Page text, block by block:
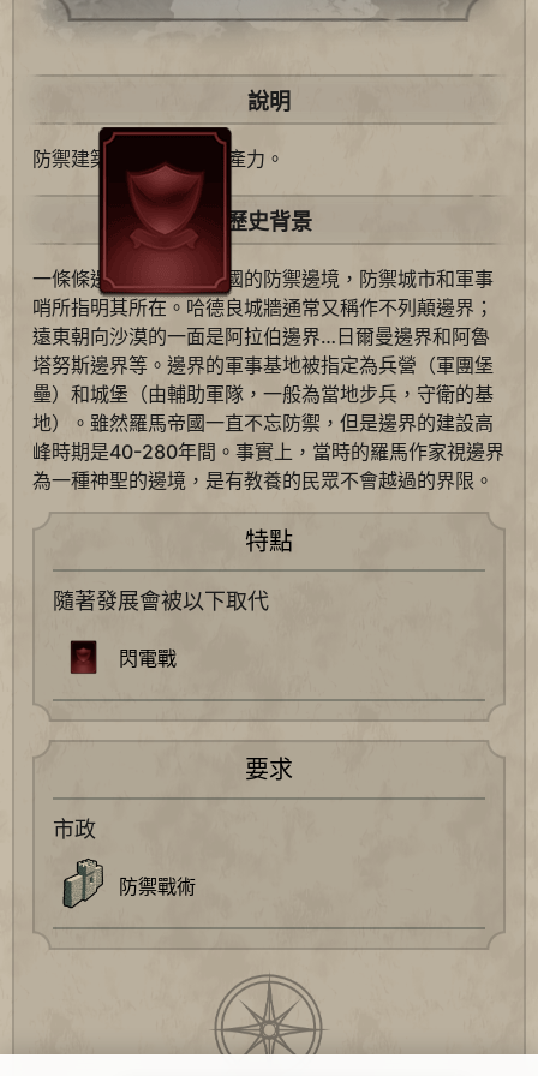
說明
防禦建築+100% 生產力。
歷史背景
一條條邊界繪成羅馬帝國的防禦邊境，防禦城市和軍事
哨所指明其所在。哈德良城牆通常又稱作不列顛邊界；
遠東朝向沙漠的一面是阿拉伯邊界…日爾曼邊界和阿魯
塔努斯邊界等。邊界的軍事基地被指定為兵營（軍團堡
壘）和城堡（由輔助軍隊，一般為當地步兵，守衛的基
地）。雖然羅馬帝國一直不忘防禦，但是邊界的建設高
峰時期是40-280年間。事實上，當時的羅馬作家視邊界
為一種神聖的邊境，是有教養的民眾不會越過的界限。
特點
隨著發展會被以下取代
閃電戰
要求
市政
防禦戰術